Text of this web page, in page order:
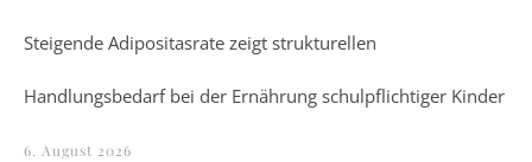
Steigende Adipositasrate zeigt strukturellen
Handlungsbedarf bei der Ernährung schulpflichtiger Kinder
6. August 2026